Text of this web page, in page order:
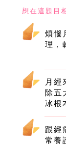
煩惱
理，
月經
除五
冰根
跟經
常養